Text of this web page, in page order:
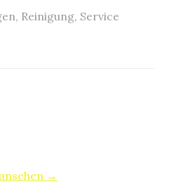
, Reinigung, Service
→